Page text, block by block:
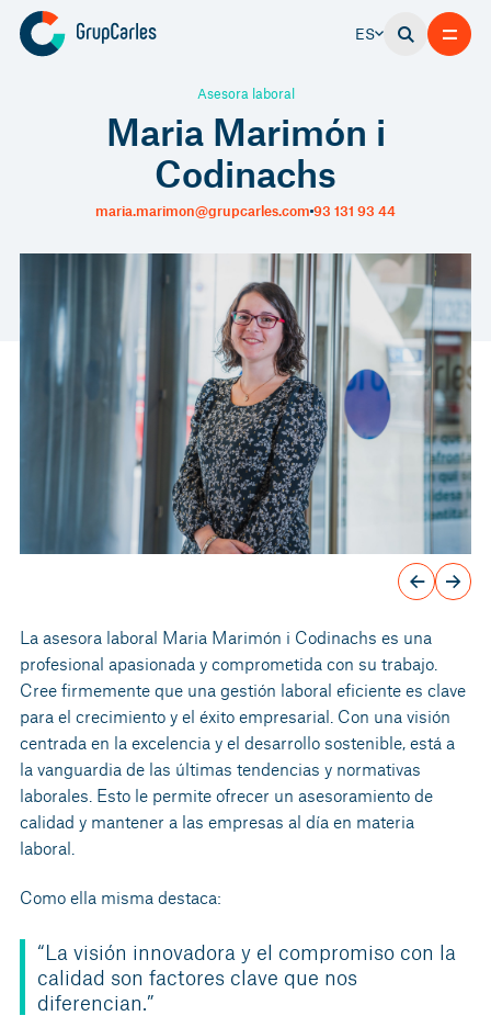
ES
Maria Marimón i
Codinachs
Asesora laboral
maria.marimon@grupcarles.com 93 131 93 44
La asesora laboral Maria Marimón i Codinachs es una
profesional apasionada y comprometida con su trabajo.
Cree firmemente que una gestión laboral eficiente es clave
para el crecimiento y el éxito empresarial. Con una visión
centrada en la excelencia y el desarrollo sostenible, está a
la vanguardia de las últimas tendencias y normativas
laborales. Esto le permite ofrecer un asesoramiento de
calidad y mantener a las empresas al día en materia
laboral.
Como ella misma destaca:
“La visión innovadora y el compromiso con la
calidad son factores clave que nos
diferencian.”